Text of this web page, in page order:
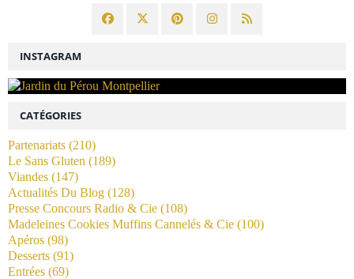
INSTAGRAM
CATÉGORIES
Partenariats (210)
Le Sans Gluten (189)
Viandes (147)
Actualités Du Blog (128)
Presse Concours Radio & Cie (108)
Madeleines Cookies Muffins Cannelés & Cie (100)
Apéros (98)
Desserts (91)
Entrées (69)